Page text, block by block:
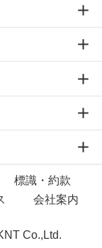
標識・約款
会社案内
Co.,Ltd.